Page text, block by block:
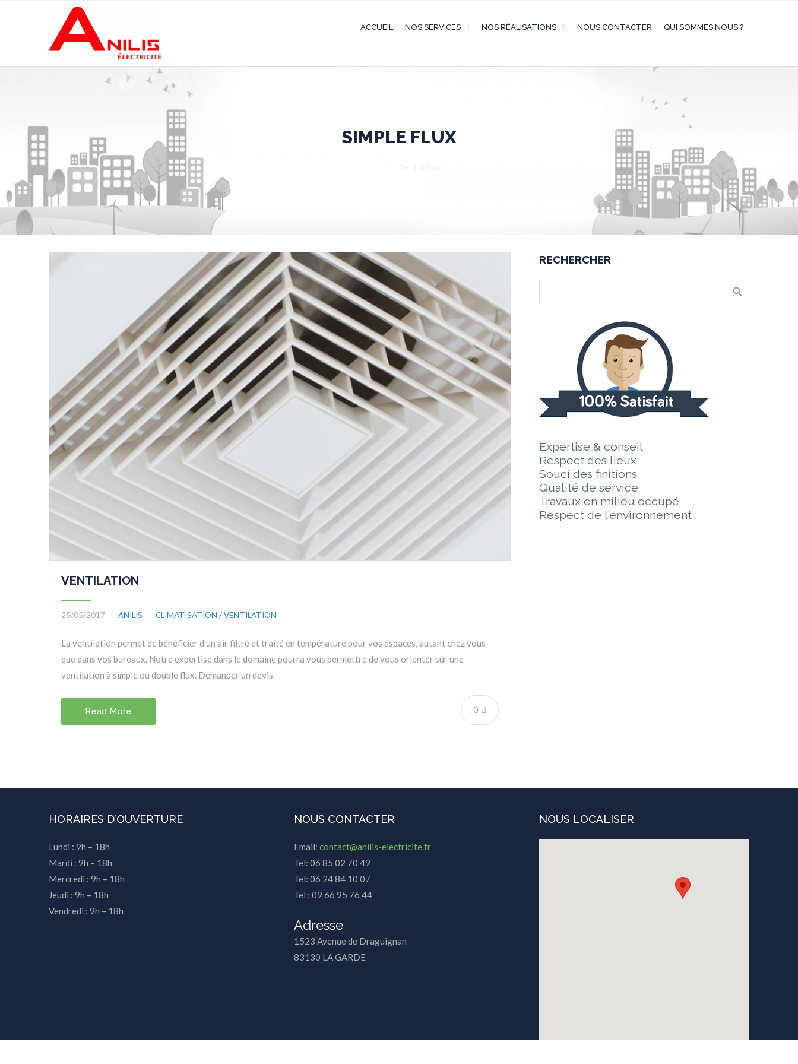
ACCUEIL NOS SERVICES NOS RÉALISATIONS NOUS CONTACTER QUI SOMMES NOUS ?
SIMPLE FLUX
VENTILATION
25/05/2017 ANILIS CLIMATISATION / VENTILATION
La ventilation permet de bénéficier d’un air filtré et traité en température pour vos espaces, autant chez vous
que dans vos bureaux. Notre expertise dans le domaine pourra vous permettre de vous orienter sur une
ventilation à simple ou double flux. Demander un devis
0
Read More
RECHERCHER
Expertise & conseil
Respect des lieux
Souci des finitions
Qualité de service
Travaux en milieu occupé
Respect de l’environnement
HORAIRES D’OUVERTURE
Lundi : 9h – 18h
Mardi : 9h – 18h
Mercredi : 9h – 18h
Jeudi : 9h – 18h
Vendredi : 9h – 18h
NOUS CONTACTER
Email: contact@anilis-electricite.fr
Tel: 06 85 02 70 49
Tel: 06 24 84 10 07
Tel : 09 66 95 76 44
Adresse
1523 Avenue de Draguignan
83130 LA GARDE
NOUS LOCALISER